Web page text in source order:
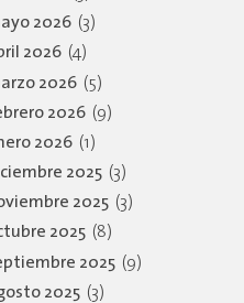
2026 (3)
2026 (4)
2026 (5)
2026 (9)
2026 (1)
2025 (3)
2025 (3)
2025 (8)
2025 (9)
2025 (3)